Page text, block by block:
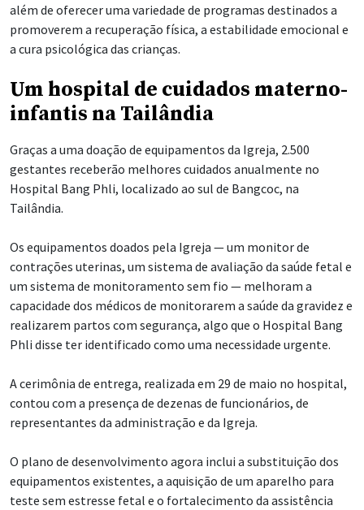
além de oferecer uma variedade de programas destinados a
promoverem a recuperação física, a estabilidade emocional e
a cura psicológica das crianças.
Um hospital de cuidados materno-
infantis na Tailândia
Graças a uma doação de equipamentos da Igreja, 2.500
gestantes receberão melhores cuidados anualmente no
Hospital Bang Phli, localizado ao sul de Bangcoc, na
Tailândia.
Os equipamentos doados pela Igreja — um monitor de
contrações uterinas, um sistema de avaliação da saúde fetal e
um sistema de monitoramento sem fio — melhoram a
capacidade dos médicos de monitorarem a saúde da gravidez e
realizarem partos com segurança, algo que o Hospital Bang
Phli disse ter identificado como uma necessidade urgente.
A cerimônia de entrega, realizada em 29 de maio no hospital,
contou com a presença de dezenas de funcionários, de
representantes da administração e da Igreja.
O plano de desenvolvimento agora inclui a substituição dos
equipamentos existentes, a aquisição de um aparelho para
teste sem estresse fetal e o fortalecimento da assistência